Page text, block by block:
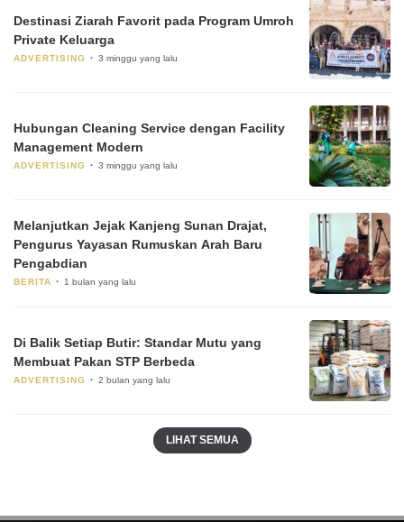
Destinasi Ziarah Favorit pada Program Umroh
Private Keluarga
ADVERTISING 3 minggu yang lalu
Hubungan Cleaning Service dengan Facility
Management Modern
ADVERTISING 3 minggu yang lalu
Melanjutkan Jejak Kanjeng Sunan Drajat,
Pengurus Yayasan Rumuskan Arah Baru
Pengabdian
BERITA 1 bulan yang lalu
Di Balik Setiap Butir: Standar Mutu yang
Membuat Pakan STP Berbeda
ADVERTISING 2 bulan yang lalu
LIHAT SEMUA